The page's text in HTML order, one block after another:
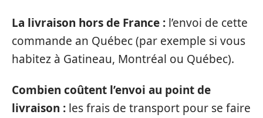
La livraison hors de France : l’envoi de cette
commande an Québec (par exemple si vous
habitez à Gatineau, Montréal ou Québec).
Combien coûtent l’envoi au point de
livraison : les frais de transport pour se faire